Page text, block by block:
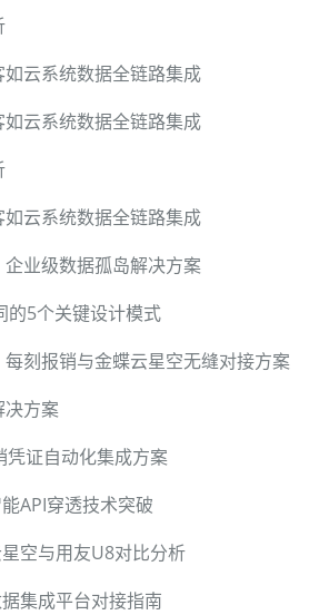
云系统数据全链路集成
云系统数据全链路集成
云系统数据全链路集成
业级数据孤岛解决方案
的5个关键设计模式
刻报销与金蝶云星空无缝对接方案
决方案
凭证自动化集成方案
API穿透技术突破
空与用友U8对比分析
集成平台对接指南